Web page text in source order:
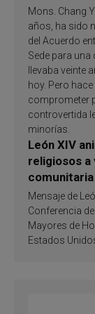
Mons. Chang
años, ha sido
del Acuerdo
Sede para
llevaba veinte
hoy. Pero
comprometer
controvertida
minorías.
León XIV
religiosos a
de
Mensaje de
Conferencia
Mayores de
Estados